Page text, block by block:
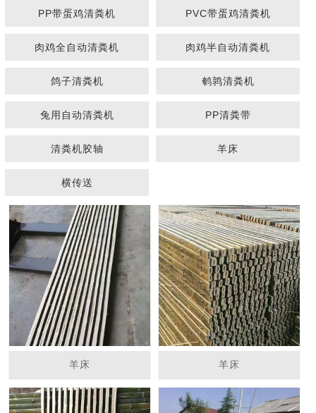
PP带蛋鸡清粪机 PVC带蛋鸡清粪机
肉鸡全自动清粪机 肉鸡半自动清粪机
鸽子清粪机 鹌鹑清粪机
兔用自动清粪机 PP清粪带
清粪机胶轴 羊床
横传送
羊床 羊床